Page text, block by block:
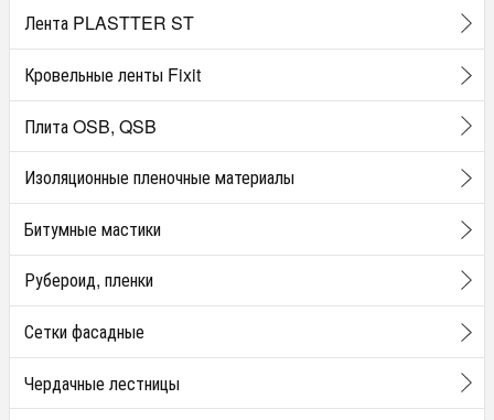
Лента PLASTTER ST
Кровельные ленты Fixit
Плита OSB, QSB
Изоляционные пленочные материалы
Битумные мастики
Рубероид, пленки
Сетки фасадные
Чердачные лестницы